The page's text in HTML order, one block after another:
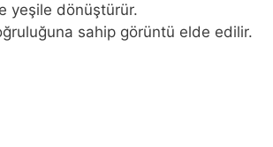
yeşile dönüştürür.
sahip görüntü elde edilir.